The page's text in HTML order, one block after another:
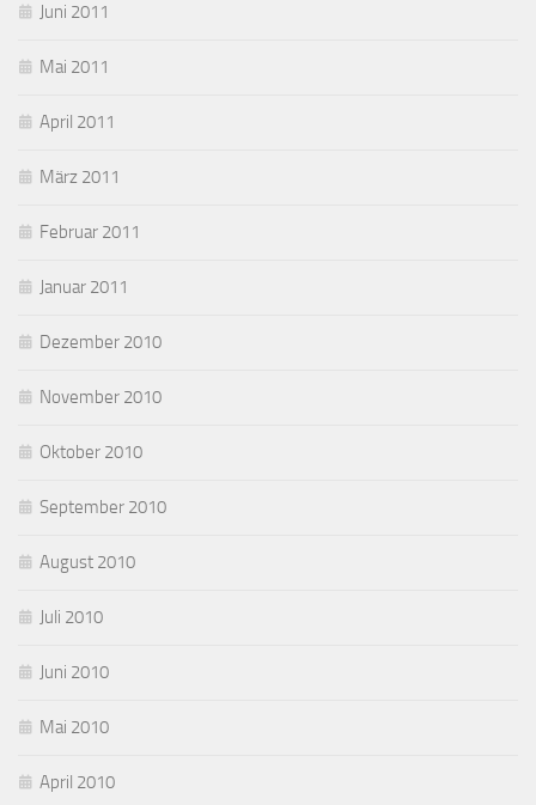
Juni 2011
Mai 2011
April 2011
März 2011
Februar 2011
Januar 2011
Dezember 2010
November 2010
Oktober 2010
September 2010
August 2010
Juli 2010
Juni 2010
Mai 2010
April 2010